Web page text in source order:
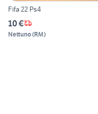
Fifa 22 Ps4
10 €
Nettuno(RM)